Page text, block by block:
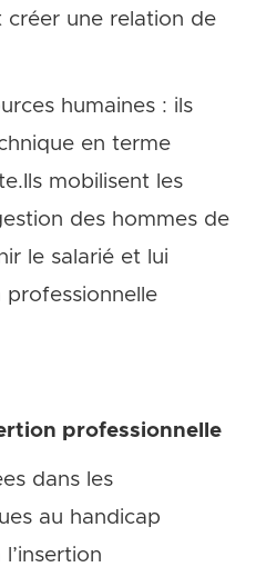
créer une relation de
humaines : ils
en terme
mobilisent les
des hommes de
le salarié et lui
professionnelle
dans les
au handicap